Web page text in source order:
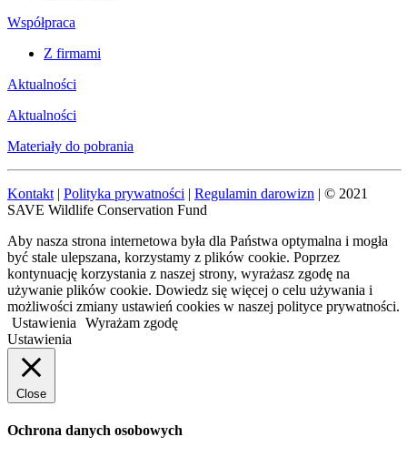
Współpraca
Z firmami
Aktualności
Aktualności
Materiały do pobrania
Kontakt | Polityka prywatności | Regulamin darowizn | © 2021
SAVE Wildlife Conservation Fund
Aby nasza strona internetowa była dla Państwa optymalna i mogła
być stale ulepszana, korzystamy z plików cookie. Poprzez
kontynuację korzystania z naszej strony, wyrażasz zgodę na
używanie plików cookie. Dowiedz się więcej o celu używania i
możliwości zmiany ustawień cookies w naszej polityce prywatności.
Ustawienia
Wyrażam zgodę
Ustawienia
Close
Ochrona danych osobowych